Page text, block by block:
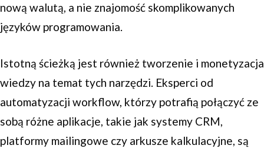
nową walutą, a nie znajomość skomplikowanych
języków programowania.
Istotną ścieżką jest również tworzenie i monetyzacja
wiedzy na temat tych narzędzi. Eksperci od
automatyzacji workflow, którzy potrafią połączyć ze
sobą różne aplikacje, takie jak systemy CRM,
platformy mailingowe czy arkusze kalkulacyjne, są